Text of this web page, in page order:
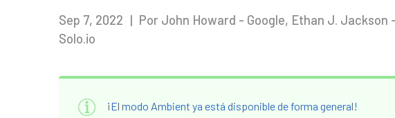
Sep 7, 2022 | Por John Howard - Google, Ethan J. Jackson
Solo.io
¡El modo Ambient ya está disponible de forma general!